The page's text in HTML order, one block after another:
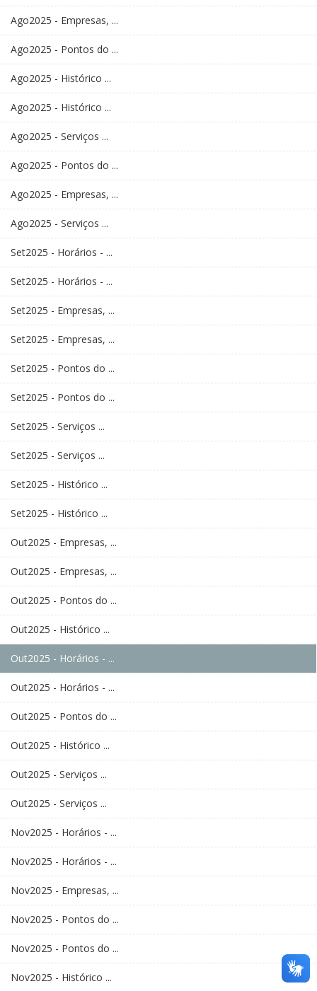
Ago2025 - Empresas, ...
Ago2025 - Pontos do ...
Ago2025 - Histórico ...
Ago2025 - Histórico ...
Ago2025 - Serviços ...
Ago2025 - Pontos do ...
Ago2025 - Empresas, ...
Ago2025 - Serviços ...
Set2025 - Horários - ...
Set2025 - Horários - ...
Set2025 - Empresas, ...
Set2025 - Empresas, ...
Set2025 - Pontos do ...
Set2025 - Pontos do ...
Set2025 - Serviços ...
Set2025 - Serviços ...
Set2025 - Histórico ...
Set2025 - Histórico ...
Out2025 - Empresas, ...
Out2025 - Empresas, ...
Out2025 - Pontos do ...
Out2025 - Histórico ...
Out2025 - Horários - ...
Out2025 - Horários - ...
Out2025 - Pontos do ...
Out2025 - Histórico ...
Out2025 - Serviços ...
Out2025 - Serviços ...
Nov2025 - Horários - ...
Nov2025 - Horários - ...
Nov2025 - Empresas, ...
Nov2025 - Pontos do ...
Nov2025 - Pontos do ...
Nov2025 - Histórico ...